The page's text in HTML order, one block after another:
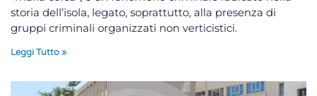
storia dell’isola, legato, soprattutto, alla presenza di
gruppi criminali organizzati non verticistici.
Leggi Tutto »